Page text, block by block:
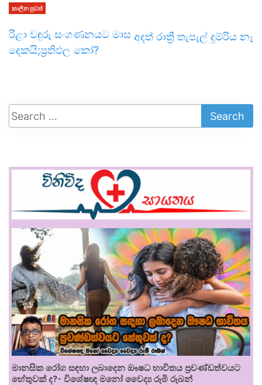
කාලීන පුවත්
රිළා වඳුරු සංගණනයට මාස
දෙකයි;ප්‍රතිඵල කෝ?
අදත් රාත්‍රී තැපැල් දුම්රිය නෑ
මානසික රෝග සඳහා ලබාදෙන ඖෂධ භාවිතය ප්‍රචණ්ඩත්වයට
හේතුවක් ද?- විශේෂඥ මනෝ වෛද්‍ය රූමි රූබන්